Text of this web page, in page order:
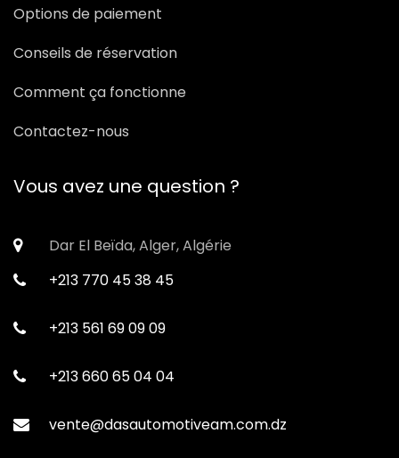
Options de paiement
Conseils de réservation
Comment ça fonctionne
Contactez-nous
Vous avez une question ?
Dar El Beïda, Alger, Algérie
+213 770 45 38 45
+213 561 69 09 09
+213 660 65 04 04
vente@dasautomotiveam.com.dz